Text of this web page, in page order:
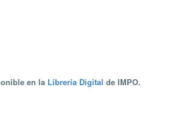
en la Librería Digital de IMPO.